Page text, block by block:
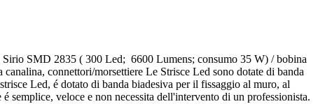
SMD 2835 ( 300 Led; 6600 Lumens; consumo 35 W) / bobina
connettori/morsettiere Le Strisce Led sono dotate di banda
Led, é dotato di banda biadesiva per il fissaggio al muro, al
semplice, veloce e non necessita dell'intervento di un professionista.